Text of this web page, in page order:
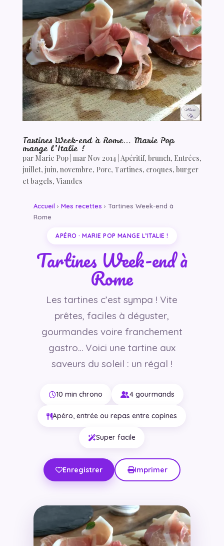
Tartines Week-end à Rome… Marie Pop
mange l’Italie !
par Marie Pop| mar Nov 2014| Apéritif, brunch, Entrées,
juillet, juin, novembre, Porc, Tartines, croques, burger
et bagels, Viandes
Accueil › Mes recettes › Tartines Week-end à
Rome
APÉRO · MARIE POP MANGE L’ITALIE !
Tartines Week-end à
Rome
Les tartines c’est sympa ! Vite
prêtes, faciles à déguster,
gourmandes voire franchement
gastro… Voici une tartine aux
saveurs du soleil : un régal !
10 min chrono 4 gourmands
Apéro, entrée ou repas entre copines
Super facile
Enregistrer Imprimer